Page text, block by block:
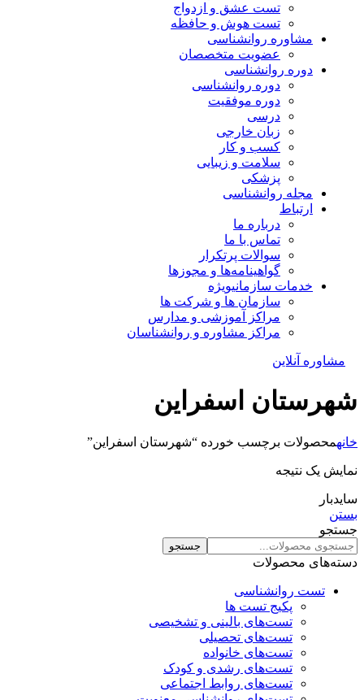
تست عشق و ازدواج
تست هوش و حافظه
مشاوره روانشناسی
عضویت متخصصان
دوره روانشناسی
دوره روانشناسی
دوره موفقیت
درسی
زبان خارجی
کسب و کار
سلامت و زیبایی
پزشکی
مجله روانشناسی
ارتباط
درباره ما
تماس با ما
سوالات پرتکرار
گواهینامه‌ها و مجوزها
خدمات سازمانیویژه
سازمان ها و شرکت ها
مراکز آموزشی و مدارس
مراکز مشاوره و روانشناسان
مشاوره آنلاین
شهرستان اسفراین
خانهمحصولات برچسب خورده “شهرستان اسفراین”
نمایش یک نتیجه
سایدبار
بستن
جستجو
جستجو
دسته‌های محصولات
تست روانشناسی
پکیج تست ها
تست‌های بالینی و تشخیصی
تست‌های تحصیلی
تست‌های خانواده
تست‌های رشدی و کودک
تست‌های روابط اجتماعی